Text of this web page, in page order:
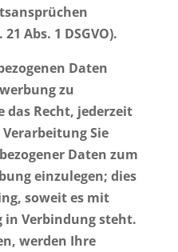
Abs. 1 DSGVO).
Daten
zu
das Recht, jederzeit
Sie
Daten zum
einzulegen; dies
soweit es mit
Verbindung steht.
werden Ihre